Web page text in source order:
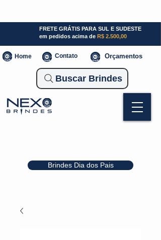
Brindes Dia dos Pais
FRETE GRÁTIS PARA SUL E SUDESTE
em pedidos acima de R$ 2.500,00
Home Contato Orçamentos
Buscar Brindes